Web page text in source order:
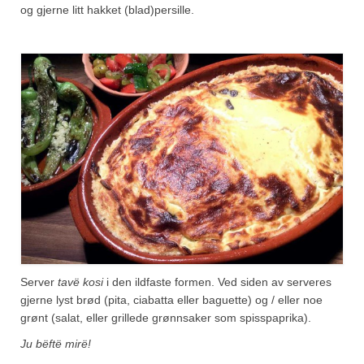
og gjerne litt hakket (blad)persille.
Server tavë kosii den ildfaste formen. Ved siden av serveres
gjerne lyst brød (pita, ciabatta eller baguette) og / eller noe
grønt (salat, eller grillede grønnsaker som spisspaprika).
Ju bëftë mirë!